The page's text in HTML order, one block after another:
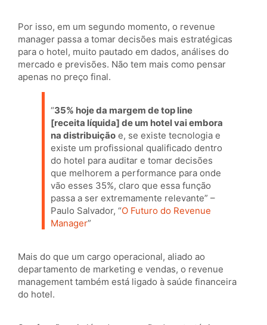
Por isso, em um segundo momento, o revenue
manager passa a tomar decisões mais estratégicas
para o hotel, muito pautado em dados, análises do
mercado e previsões. Não tem mais como pensar
apenas no preço final.
“35% hoje da margem de top line
[receita líquida] de um hotel vai embora
na distribuição e, se existe tecnologia e
existe um profissional qualificado dentro
do hotel para auditar e tomar decisões
que melhorem a performance para onde
vão esses 35%, claro que essa função
passa a ser extremamente relevante” –
Paulo Salvador, “O Futuro do Revenue
Manager”
Mais do que um cargo operacional, aliado ao
departamento de marketing e vendas, o revenue
management também está ligado à saúde financeira
do hotel.